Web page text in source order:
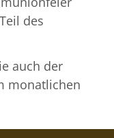
des
auch der
monatlichen